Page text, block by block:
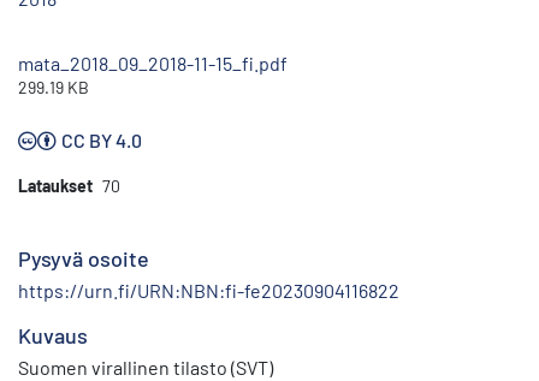
mata_2018_09_2018-11-15_fi.pdf
299.19 KB
CC BY 4.0
Lataukset 70
Pysyvä osoite
https://urn.fi/URN:NBN:fi-fe20230904116822
Kuvaus
Suomen virallinen tilasto (SVT)